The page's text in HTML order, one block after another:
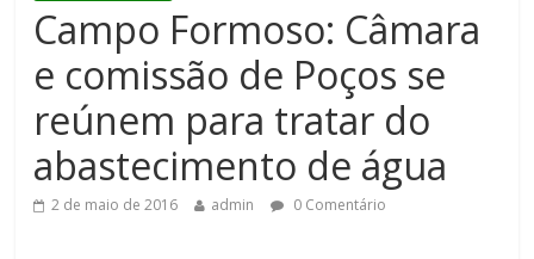
Campo Formoso: Câmara
e comissão de Poços se
reúnem para tratar do
abastecimento de água
2 de maio de 2016 admin 0 Comentário